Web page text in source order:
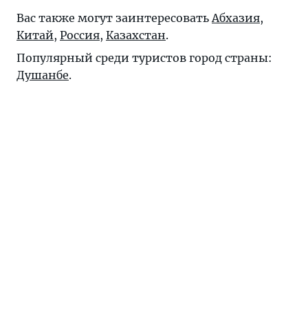
Вас также могут заинтересовать Абхазия,
Китай, Россия, Казахстан.
Популярный среди туристов город страны:
Душанбе.